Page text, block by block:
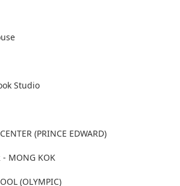
Studio
(PRINCE EDWARD)
- MONG KOK
(OLYMPIC)